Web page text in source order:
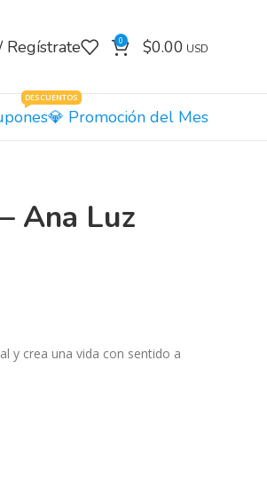
Regístrate 0 $0.00
DESCUENTOS
Promoción del Mes
Ana Luz
y crea una vida con sentido a